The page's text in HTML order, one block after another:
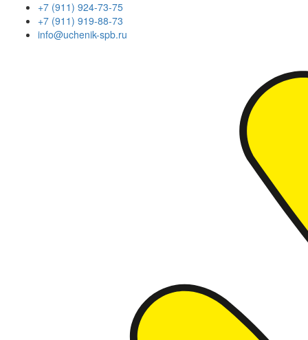
+7 (911) 924-73-75
+7 (911) 919-88-73
info@uchenik-spb.ru